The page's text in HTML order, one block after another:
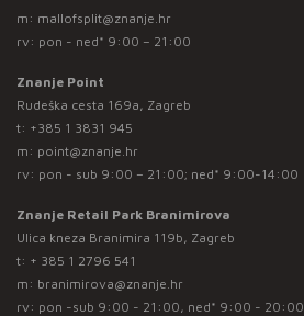
m: mallofsplit@znanje.hr
rv: pon - ned* 9:00 – 21:00
Znanje Point
Rudeška cesta 169a, Zagreb
t: +385 1 3831 945
m: point@znanje.hr
rv: pon - sub 9:00 – 21:00; ned* 9:00-14:00
Znanje Retail Park Branimirova
Ulica kneza Branimira 119b, Zagreb
t: + 385 1 2796 541
m: branimirova@znanje.hr
rv: pon -sub 9:00 - 21:00, ned* 9:00 - 20:00